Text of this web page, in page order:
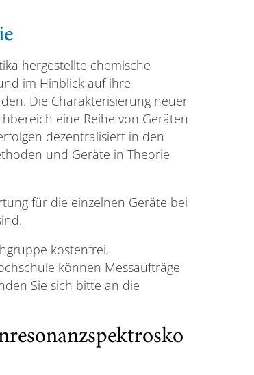
hergestellte chemische
im Hinblick auf ihre
Die Charakterisierung neuer
eine Reihe von Geräten
dezentralisiert in den
und Geräte in Theorie
für die einzelnen Geräte bei
kostenfrei.
können Messaufträge
Sie sich bitte an die